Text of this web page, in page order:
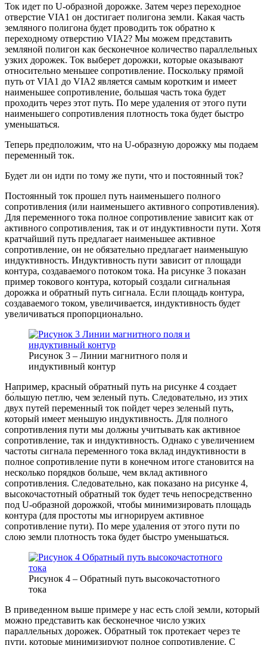
Ток идет по U-образной дорожке. Затем через переходное
отверстие VIA1 он достигает полигона земли. Какая часть
земляного полигона будет проводить ток обратно к
переходному отверстию VIA2? Мы можем представить
земляной полигон как бесконечное количество параллельных
узких дорожек. Ток выберет дорожки, которые оказывают
относительно меньшее сопротивление. Поскольку прямой
путь от VIA1 до VIA2 является самым коротким и имеет
наименьшее сопротивление, большая часть тока будет
проходить через этот путь. По мере удаления от этого пути
наименьшего сопротивления плотность тока будет быстро
уменьшаться.
Теперь предположим, что на U-образную дорожку мы подаем
переменный ток.
Будет ли он идти по тому же пути, что и постоянный ток?
Постоянный ток прошел путь наименьшего полного
сопротивления (или наименьшего активного сопротивления).
Для переменного тока полное сопротивление зависит как от
активного сопротивления, так и от индуктивности пути. Хотя
кратчайший путь предлагает наименьшее активное
сопротивление, он не обязательно предлагает наименьшую
индуктивность. Индуктивность пути зависит от площади
контура, создаваемого потоком тока. На рисунке 3 показан
пример токового контура, который создали сигнальная
дорожка и обратный путь сигнала. Если площадь контура,
создаваемого током, увеличивается, индуктивность будет
увеличиваться пропорционально.
Рисунок 3 – Линии магнитного поля и
индуктивный контур
Например, красный обратный путь на рисунке 4 создает
бо́льшую петлю, чем зеленый путь. Следовательно, из этих
двух путей переменный ток пойдет через зеленый путь,
который имеет меньшую индуктивность. Для полного
сопротивления пути мы должны учитывать как активное
сопротивление, так и индуктивность. Однако с увеличением
частоты сигнала переменного тока вклад индуктивности в
полное сопротивление пути в конечном итоге становится на
несколько порядков больше, чем вклад активного
сопротивления. Следовательно, как показано на рисунке 4,
высокочастотный обратный ток будет течь непосредственно
под U-образной дорожкой, чтобы минимизировать площадь
контура (для простоты мы игнорируем активное
сопротивление пути). По мере удаления от этого пути по
слою земли плотность тока будет быстро уменьшаться.
Рисунок 4 – Обратный путь высокочастотного
тока
В приведенном выше примере у нас есть слой земли, который
можно представить как бесконечное число узких
параллельных дорожек. Обратный ток протекает через те
пути, которые минимизируют полное сопротивление. С